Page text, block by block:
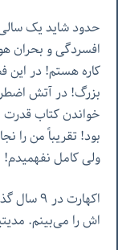
حدود شاید یک
افسردگی و بحران
کاره هستم! در
بزرگ! در آتش
خواندن کتاب
بود! تقریباً من را
ولی کامل نفهمیدم!
اکهارت
اش را می‌بینم.